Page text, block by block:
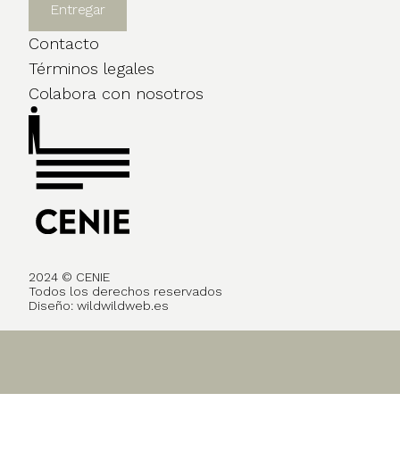
Contacto
Términos legales
Colabora con nosotros
2024 © CENIE
Todos los derechos reservados
Diseño: wildwildweb.es